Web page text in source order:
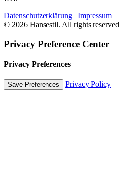
Datenschutzerklärung | Impressum
© 2026 Hansestil. All rights reserved
Privacy Preference Center
Privacy Preferences
Privacy Policy